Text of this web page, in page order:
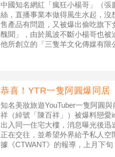
中國知名網紅「瘋狂小楊哥」（
絲，直播事業本做得風生水起，
售產品有問題，又被爆出偷吃旗
醜聞」，由於風波不斷小楊哥也
他所創立的「三隻羊文化傳媒有
恭喜！YTR一隻阿圓爆同
知名美妝旅遊YouTuber一隻阿圓
祥（綽號「陳百祥」）被爆料戀愛
出入同一住宅大樓，消息曝光後
正在交往，並希望外界給予私人
據《CTWANT》的報導，上月下